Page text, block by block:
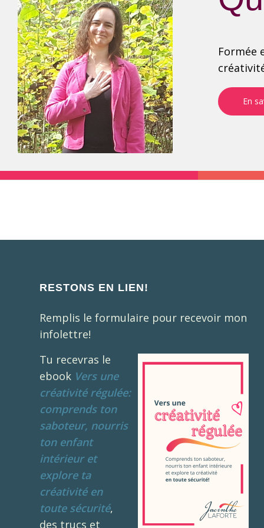
Formée
En
RESTONS EN LIEN!
Remplis le formulaire pour recevoir mon
infolettre!
Tu recevras le
ebook Vers une
créativité régulée:
comprends ton
saboteur, nourris
ton enfant
intérieur et
explore ta
créativité en
toute sécurité,
des trucs et